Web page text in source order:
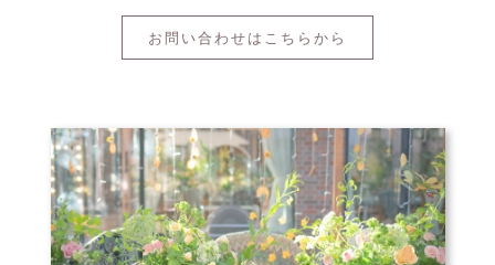
お問い合わせはこちらから